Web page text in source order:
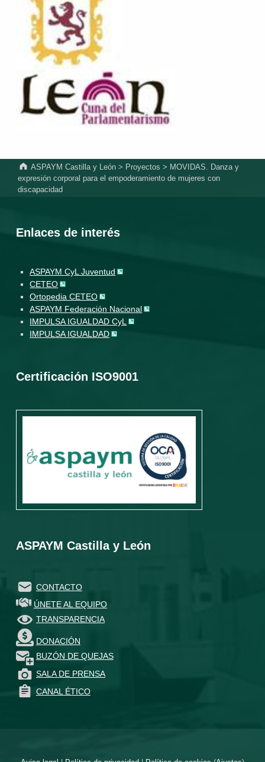
ASPAYM Castilla y León > Proyectos > MOVIDAS. Danza y
expresión corporal para el empoderamiento de mujeres con
discapacidad
Enlaces de interés
ASPAYM CyL Juventud
CETEO
Ortopedia CETEO
ASPAYM Federación Nacional
IMPULSA IGUALDAD CyL
IMPULSA IGUALDAD
Certificación ISO9001
ASPAYM Castilla y León
CONTACTO
ÚNETE AL EQUIPO
TRANSPARENCIA
DONACIÓN
BUZÓN DE QUEJAS
SALA DE PRENSA
CANAL ÉTICO